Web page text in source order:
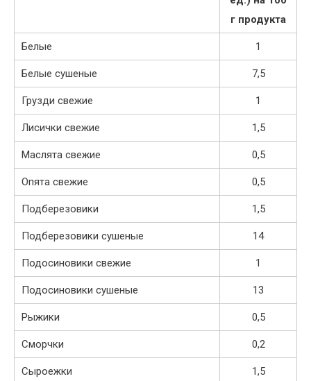
г продукта
Белые 1
Белые сушеные 7,5
Грузди свежие 1
Лисички свежие 1,5
Маслята свежие 0,5
Опята свежие 0,5
Подберезовики 1,5
Подберезовики сушеные 14
Подосиновики свежие 1
Подосиновики сушеные 13
Рыжики 0,5
Сморчки 0,2
Сыроежки 1,5